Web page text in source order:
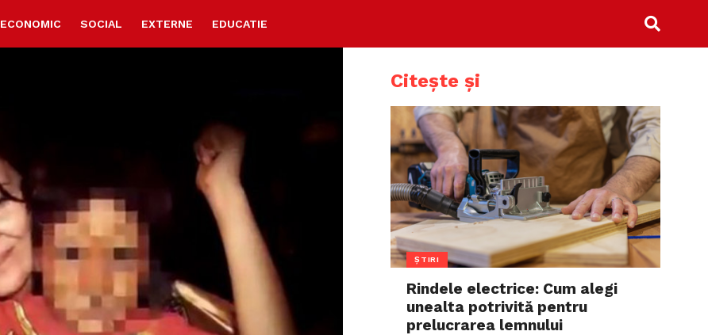
ECONOMIC SOCIAL EXTERNE EDUCATIE
Citește și
ȘTIRI
Rindele electrice: Cum alegi
unealta potrivită pentru
prelucrarea lemnului